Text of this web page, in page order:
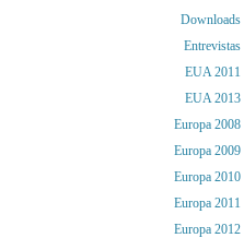
Downloads
Entrevistas
EUA 2011
EUA 2013
Europa 2008
Europa 2009
Europa 2010
Europa 2011
Europa 2012